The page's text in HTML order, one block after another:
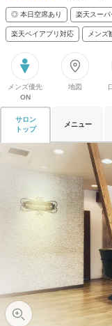
◎ 本日空席あり 楽天スーパ
楽天ペイアプリ対応 メンズ
メンズ優先
ON
地図
サロン
トップ
メニュー